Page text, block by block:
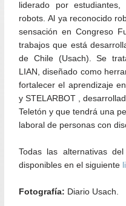
liderado por
robots. Al ya reconocido
sensación en Congreso
trabajos que está
de Chile (Usach). Se
LIAN, diseñado como
fortalecer el aprendizaje
y STELARBOT ,
Teletón y que tendrá una
laboral de personas con
Todas las alternativas
disponibles en el siguiente
Fotografía: Diario Usach.